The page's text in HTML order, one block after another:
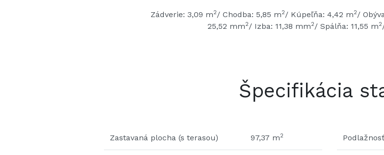
Zádverie: 3,09 m2/ Chodba: 5,85 m2/ Kúpeľňa: 4,42 m2/
25,52 mm2/ Izba: 11,38 mm2/ Spálňa: 11,55 m2
Špecifikácia
Zastavaná plocha (s terasou) 97,37 m2